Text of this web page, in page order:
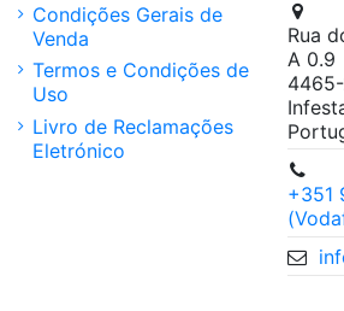
Condições Gerais de
Venda
Termos e Condições de
Uso
Livro de Reclamações
Eletrónico
Rua
A 0.9
+351